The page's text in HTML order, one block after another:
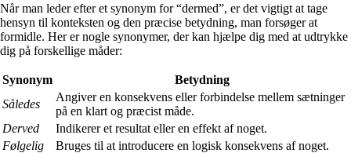
Når man leder efter et synonym for “dermed”, er det vigtigt at tage
hensyn til konteksten og den præcise betydning, man forsøger at
formidle. Her er nogle synonymer, der kan hjælpe dig med at udtrykke
dig på forskellige måder:
Synonym
Betydning
Således
Angiver en konsekvens eller forbindelse mellem sætninger
på en klart og præcist måde.
Derved
Indikerer et resultat eller en effekt af noget.
Følgelig
Bruges til at introducere en logisk konsekvens af noget.